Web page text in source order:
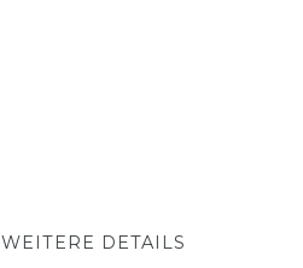
WEITERE DETAILS